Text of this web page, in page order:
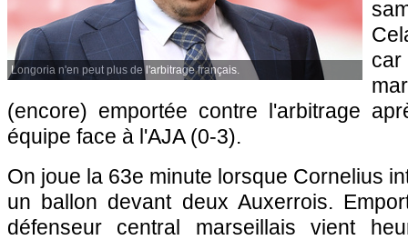
Longoria n'en peut plus de l'arbitrage français.
(encore) emportée contre l'arbitrage
équipe face à l'AJA (0-3).
On joue la 63e minute lorsque Cornelius
un ballon devant deux Auxerrois.
défenseur central marseillais vient